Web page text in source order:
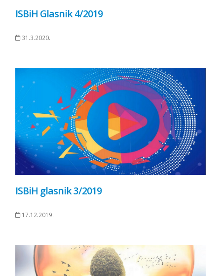
ISBiH Glasnik 4/2019
31.3.2020.
ISBiH glasnik 3/2019
17.12.2019.